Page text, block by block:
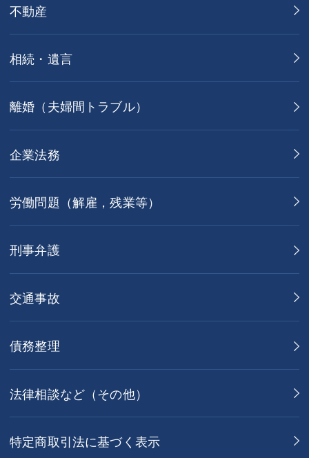
不動産
相続・遺言
離婚（夫婦間トラブル）
企業法務
労働問題（解雇，残業等）
刑事弁護
交通事故
債務整理
法律相談など（その他）
特定商取引法に基づく表示